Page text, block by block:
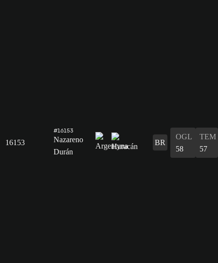
16153
#16153
Nazareno
Durán
BR
OGL
58
TEM
57